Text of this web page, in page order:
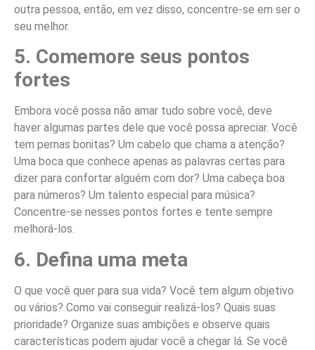
outra pessoa, então, em vez disso, concentre-se em ser o
seu melhor.
5. Comemore seus pontos
fortes
Embora você possa não amar tudo sobre você, deve
haver algumas partes dele que você possa apreciar. Você
tem pernas bonitas? Um cabelo que chama a atenção?
Uma boca que conhece apenas as palavras certas para
dizer para confortar alguém com dor? Uma cabeça boa
para números? Um talento especial para música?
Concentre-se nesses pontos fortes e tente sempre
melhorá-los.
6. Defina uma meta
O que você quer para sua vida? Você tem algum objetivo
ou vários? Como vai conseguir realizá-los? Quais suas
prioridade? Organize suas ambições e observe quais
características podem ajudar você a chegar lá. Se você